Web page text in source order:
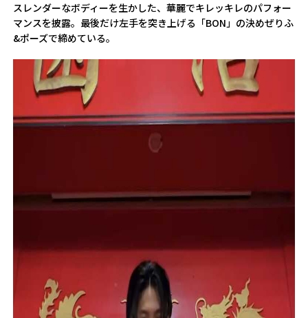
スレンダーなボディーを生かした、華麗でキレッキレのパフォー
マンスを披露。最後だけ左手を突き上げる「BON」の決めぜりふ
&ポーズで締めている。